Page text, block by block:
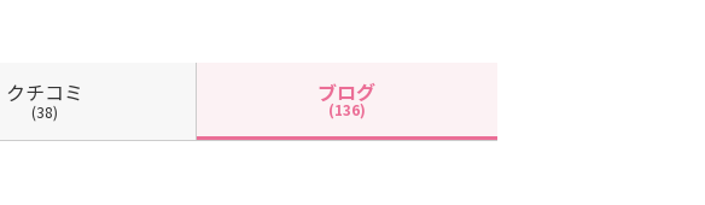
クチコミ
(38)
ブログ
(136)